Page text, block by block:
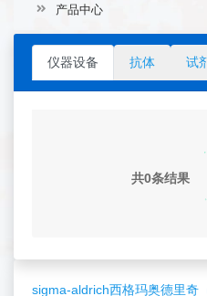
sigma-aldrich西格玛奥德里奇
产品中心
仪器设备 抗体 试
共0条结果